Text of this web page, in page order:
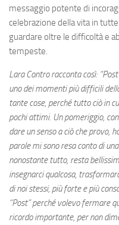
messaggio potente di
celebrazione della vita in
guardare oltre le difficoltà e
tempeste.
Lara Contro racconta così:
uno dei momenti più difficili
tante cose, perché tutto ciò in
pochi attimi. Un pomeriggio,
dare un senso a ciò che provo,
parole mi sono resa conto di
nonostante tutto, resta
insegnarci qualcosa,
di noi stessi, più forte e più
“Post” perché volevo fermare
ricordo importante, per non